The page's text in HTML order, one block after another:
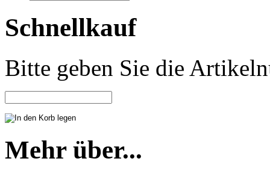
Schnellkauf
Bitte geben Sie die
Mehr über...